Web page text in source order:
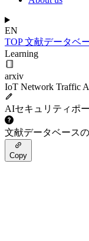
EN
TOP文献データベ
Learning
arxiv
IoT Network Traffic
AIセキュリティポ
文献データベース
Copy